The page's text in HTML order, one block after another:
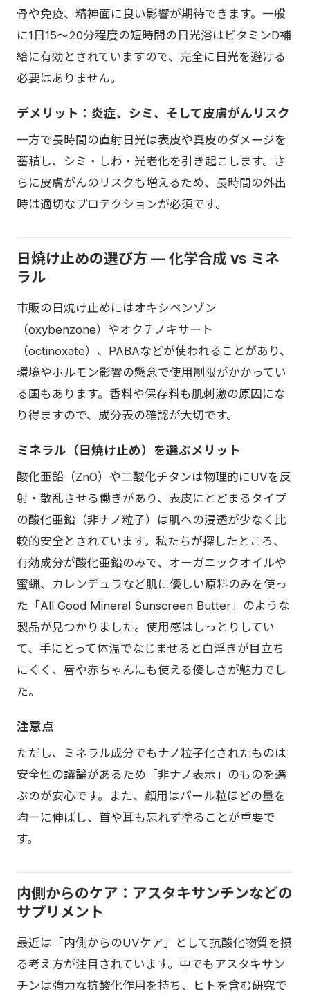
骨や免疫、精神面に良い影響が期待できます。一般
に1日15〜20分程度の短時間の日光浴はビタミンD補
給に有効とされていますので、完全に日光を避ける
必要はありません。
デメリット：炎症、シミ、そして皮膚がんリスク
一方で長時間の直射日光は表皮や真皮のダメージを
蓄積し、シミ・しわ・光老化を引き起こします。さ
らに皮膚がんのリスクも増えるため、長時間の外出
時は適切なプロテクションが必須です。
日焼け止めの選び方 — 化学合成 vs ミネ
ラル
市販の日焼け止めにはオキシベンゾン
（oxybenzone）やオクチノキサート
（octinoxate）、PABAなどが使われることがあり、
環境やホルモン影響の懸念で使用制限がかかってい
る国もあります。香料や保存料も肌刺激の原因にな
り得ますので、成分表の確認が大切です。
ミネラル（日焼け止め）を選ぶメリット
酸化亜鉛（ZnO）や二酸化チタンは物理的にUVを反
射・散乱させる働きがあり、表皮にとどまるタイプ
の酸化亜鉛（非ナノ粒子）は肌への浸透が少なく比
較的安全とされています。私たちが探したところ、
有効成分が酸化亜鉛のみで、オーガニックオイルや
蜜蝋、カレンデュラなど肌に優しい原料のみを使っ
た「All Good Mineral Sunscreen Butter」のような
製品が見つかりました。使用感はしっとりしてい
て、手にとって体温でなじませると白浮きが目立ち
にくく、唇や赤ちゃんにも使える優しさが魅力でし
た。
注意点
ただし、ミネラル成分でもナノ粒子化されたものは
安全性の議論があるため「非ナノ表示」のものを選
ぶのが安心です。また、顔用はパール粒ほどの量を
均一に伸ばし、首や耳も忘れず塗ることが重要で
す。
内側からのケア：アスタキサンチンなどの
サプリメント
最近は「内側からのUVケア」として抗酸化物質を摂
る考え方が注目されています。中でもアスタキサン
チンは強力な抗酸化作用を持ち、ヒトを含む研究で